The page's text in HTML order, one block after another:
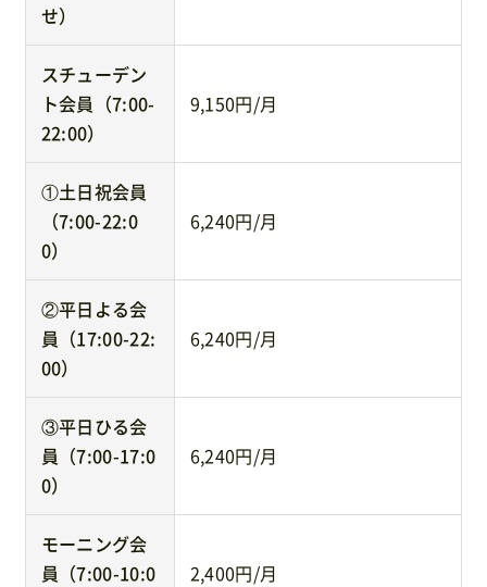
せ）
スチューデン
ト会員（7:00-
22:00）
9,150円/月
①土日祝会員
（7:00-22:0
0）
6,240円/月
②平日よる会
員（17:00-22:
00）
6,240円/月
③平日ひる会
員（7:00-17:0
0）
6,240円/月
モーニング会
員（7:00-10:0
2,400円/月